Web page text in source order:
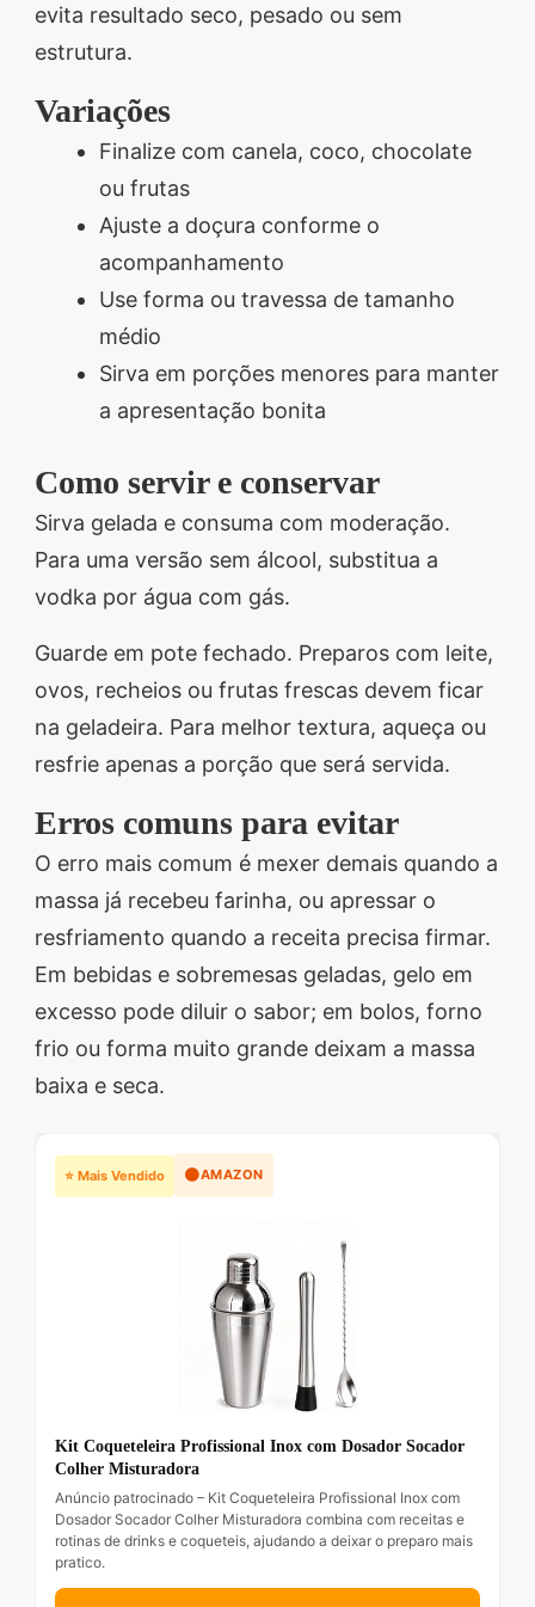
evita resultado seco, pesado ou sem
estrutura.
Variações
Finalize com canela, coco, chocolate
ou frutas
Ajuste a doçura conforme o
acompanhamento
Use forma ou travessa de tamanho
médio
Sirva em porções menores para manter
a apresentação bonita
Como servir e conservar
Sirva gelada e consuma com moderação.
Para uma versão sem álcool, substitua a
vodka por água com gás.
Guarde em pote fechado. Preparos com leite,
ovos, recheios ou frutas frescas devem ficar
na geladeira. Para melhor textura, aqueça ou
resfrie apenas a porção que será servida.
Erros comuns para evitar
O erro mais comum é mexer demais quando a
massa já recebeu farinha, ou apressar o
resfriamento quando a receita precisa firmar.
Em bebidas e sobremesas geladas, gelo em
excesso pode diluir o sabor; em bolos, forno
frio ou forma muito grande deixam a massa
baixa e seca.
⭐ Mais Vendido 🟠AMAZON
Kit Coqueteleira Profissional Inox com Dosador Socador
Colher Misturadora
Anúncio patrocinado – Kit Coqueteleira Profissional Inox com
Dosador Socador Colher Misturadora combina com receitas e
rotinas de drinks e coqueteis, ajudando a deixar o preparo mais
pratico.